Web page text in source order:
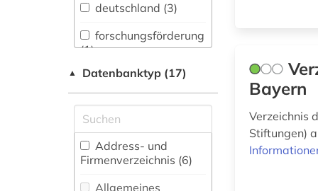
Anglistik.
Amerikanistik (0)
Vermessungswesen (0)
Biologie,
Biotechnologie (0)
Buch- und
deutschland (3)
forschungsförderung
(1)
forschungsstipendium
(1)
genossenschaft (1)
jahresabschluss (1)
▲ Datenbanktyp (17)
Address- und
Firmenverzeichnis (6)
Allgemeines
Bayern
Verzeichnis
Stiftungen)